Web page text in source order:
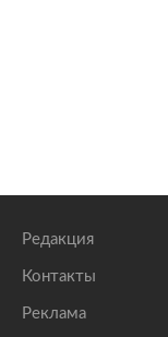
Редакция
Контакты
Реклама